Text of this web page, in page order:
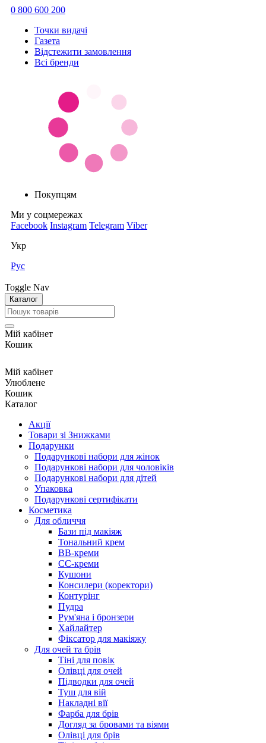
0 800 600 200
Точки видачi
Газета
Відстежити замовлення
Всі бренди
Покупцям
Ми у соцмережах
Facebook Instagram Telegram Viber
Укр
Рус
Toggle Nav
Каталог
Мій кабінет
Кошик
Мій кабінет
Улюблене
Кошик
Каталог
Акції
Товари зі Знижками
Подарунки
Подарункові набори для жінок
Подарункові набори для чоловіків
Подарункові набори для дітей
Упаковка
Подарункові сертифікати
Косметика
Для обличчя
Бази під макіяж
Тональний крем
BB-креми
CC-креми
Кушони
Консилери (коректори)
Контурінг
Пудра
Рум'яна і бронзери
Хайлайтер
Фіксатор для макіяжу
Для очей та брів
Тіні для повік
Олівці для очей
Підводки для очей
Туш для вій
Накладні вії
Фарба для брів
Догляд за бровами та віями
Олівці для брів